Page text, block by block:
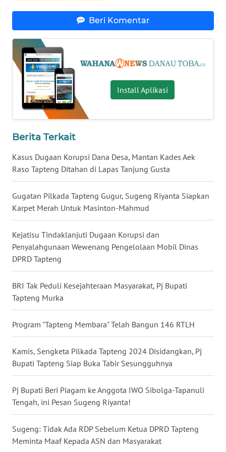
Beri Komentar
Install Aplikasi
Berita Terkait
Kasus Dugaan Korupsi Dana Desa, Mantan Kades Aek
Raso Tapteng Ditahan di Lapas Tanjung Gusta
Gugatan Pilkada Tapteng Gugur, Sugeng Riyanta Siapkan
Karpet Merah Untuk Masinton-Mahmud
Kejatisu Tindaklanjuti Dugaan Korupsi dan
Penyalahgunaan Wewenang Pengelolaan Mobil Dinas
DPRD Tapteng
BRI Tak Peduli Kesejahteraan Masyarakat, Pj Bupati
Tapteng Murka
Program "Tapteng Membara" Telah Bangun 146 RTLH
Kamis, Sengketa Pilkada Tapteng 2024 Disidangkan, Pj
Bupati Tapteng Siap Buka Tabir Sesungguhnya
Pj Bupati Beri Piagam ke Anggota IWO Sibolga-Tapanuli
Tengah, ini Pesan Sugeng Riyanta!
Sugeng: Tidak Ada RDP Sebelum Ketua DPRD Tapteng
Meminta Maaf Kepada ASN dan Masyarakat
NUSANTARA
WN
JOGJA
WN
JATIM
WN
BALI
WN
KALBAR
WN
KALTENG
WN
KALTARA
WN
KALTIM
WN
SULSEL
WN
GORONTALO
WN
SULUT